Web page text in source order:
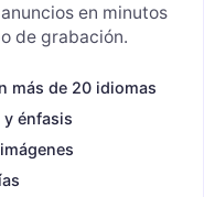
en minutos
de grabación.
más de 20 idiomas
énfasis